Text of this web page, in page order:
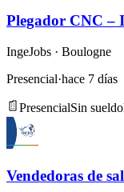
Plegador CNC –
IngeJobs · Boulogne
Presencial·hace 7 días
PresencialSin sueldo
Vendedoras de